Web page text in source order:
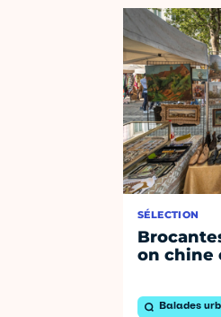
SÉLECTION
on chine
Balades